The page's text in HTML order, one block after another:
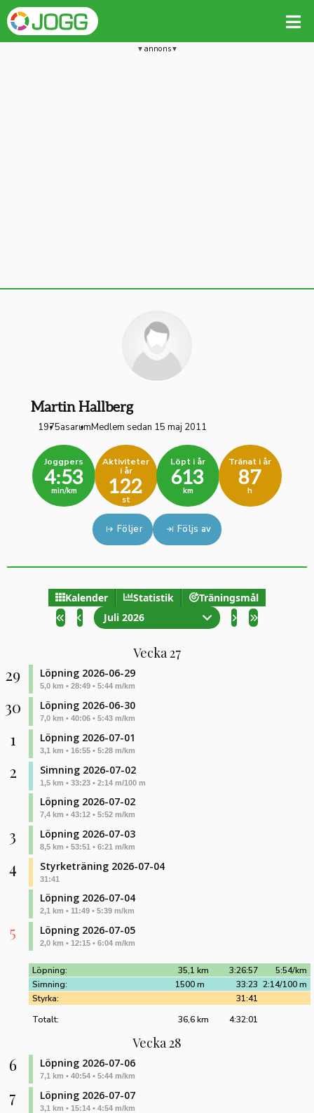
annons
Martin Hallberg
1975asarumMedlem sedan 15 maj 2011
Joggpers
4:53
min/km
Aktiviteter
i år
122
st
Löpt i år
613
km
Tränat i år
87
h
Följer Följs av
Kalender Statistik
Träningsmål
Juli 2026
Vecka 27
29 Löpning 2026-06-29
5,0 km • 28:49 • 5:44 m/km
30 Löpning 2026-06-30
7,0 km • 40:06 • 5:43 m/km
1 Löpning 2026-07-01
3,1 km • 16:55 • 5:28 m/km
2 Simning 2026-07-02
1,5 km • 33:23 • 2:14 m/100 m
Löpning 2026-07-02
7,4 km • 43:12 • 5:52 m/km
3 Löpning 2026-07-03
8,5 km • 53:51 • 6:21 m/km
4 Styrketräning 2026-07-04
31:41
Löpning 2026-07-04
2,1 km • 11:49 • 5:39 m/km
5 Löpning 2026-07-05
2,0 km • 12:15 • 6:04 m/km
Löpning: 5:54/km
3:26:57
35,1 km
Simning:
2:14/100 m
33:23
1500 m
Styrka:
31:41
Totalt:
4:32:01
36,6 km
Vecka 28
6 Löpning 2026-07-06
7,1 km • 40:54 • 5:44 m/km
7 Löpning 2026-07-07
3,1 km • 15:14 • 4:54 m/km